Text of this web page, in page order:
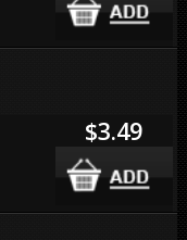
$3.49